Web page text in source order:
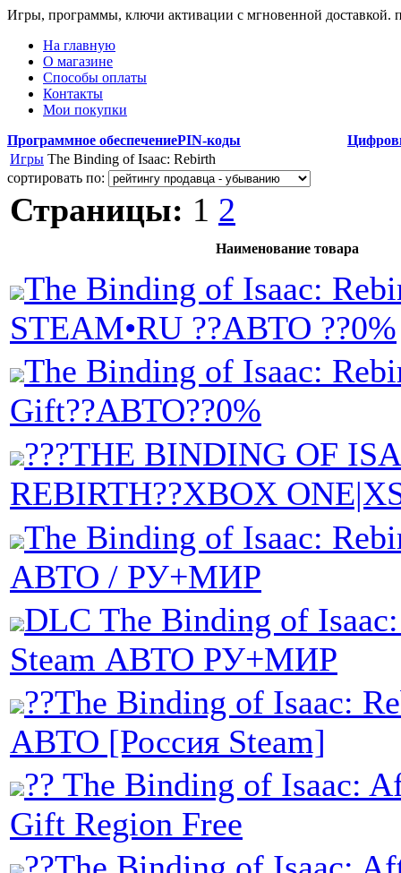
Игры, программы, ключи активации с мгновенной доставкой.
На главную
О магазине
Способы оплаты
Контакты
Мои покупки
Программное обеспечениеPIN-коды
Игры The Binding of Isaac: Rebirth
сортировать по:
Страницы: 1 2
Наименование товара
The Binding of Isaac:
STEAM•RU ??АВТО ??0%
The Binding of Isaac:
Gift??АВТО??0%
???THE BINDING OF
REBIRTH??XBOX
The Binding of Isaac:
АВТО / РУ+МИР
DLC The Binding of
Steam АВТО РУ+МИР
??The Binding of Isaac:
АВТО [Россия Steam]
?? The Binding of Isaac:
Gift Region Free